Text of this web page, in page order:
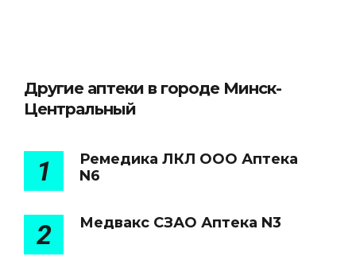
Другие аптеки в городе Минск-
Центральный
1
Ремедика ЛКЛ ООО Аптека
N6
2 Медвакс СЗАО Аптека N3